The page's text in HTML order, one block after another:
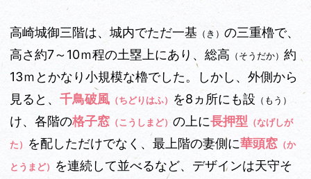
高崎城御三階は、城内でただ一基 （き） の三重櫓で、
高さ約7～10ｍ程の土塁上にあり、総高 （そうだか） 約
13ｍとかなり小規模な櫓でした。しかし、外側から
見ると、 千鳥破風 （ちどりはふ） を8ヵ所にも設 （もう）
け、各階の格子窓 （こうしまど） の上に長押型 （なげしが
た）
を配しただけでなく、最上階の妻側に華頭窓 （か
とうまど）
を連続して並べるなど、デザインは天守そ